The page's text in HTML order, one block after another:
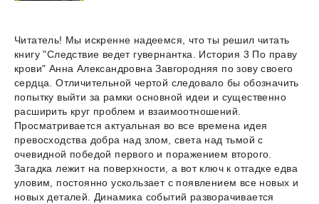
Читатель! Мы искренне надеемся, что ты решил читать
книгу "Следствие ведет гувернантка. История 3 По праву
крови" Анна Александровна Завгородняя по зову своего
сердца. Отличительной чертой следовало бы обозначить
попытку выйти за рамки основной идеи и существенно
расширить круг проблем и взаимоотношений.
Просматривается актуальная во все времена идея
превосходства добра над злом, света над тьмой с
очевидной победой первого и поражением второго.
Загадка лежит на поверхности, а вот ключ к отгадке едва
уловим, постоянно ускользает с появлением все новых и
новых деталей. Динамика событий разворачивается